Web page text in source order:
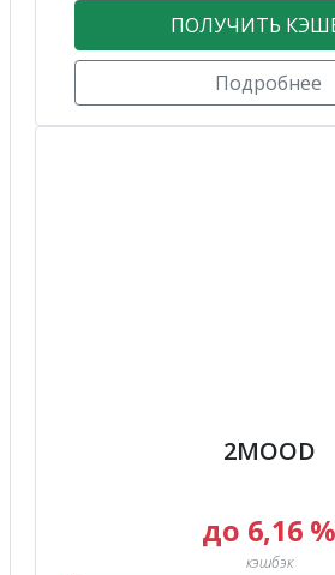
ПОЛУЧИТЬ
Подробнее
2MOOD
до 6,16 %
кэшбэк